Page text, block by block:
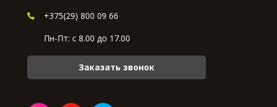
+375(29) 800 09 66
Пн-Пт: с 8.00 до 17.00
Заказать звонок